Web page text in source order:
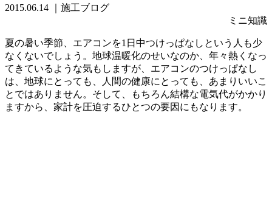
2015.06.14
｜施工ブログ
ミニ知識
夏の暑い季節、エアコンを1日中つけっぱなしという人も少
なくないでしょう。地球温暖化のせいなのか、年々熱くなっ
てきているような気もしますが、エアコンのつけっぱなし
は、地球にとっても、人間の健康にとっても、あまりいいこ
とではありません。そして、もちろん結構な電気代がかかり
ますから、家計を圧迫するひとつの要因にもなります。